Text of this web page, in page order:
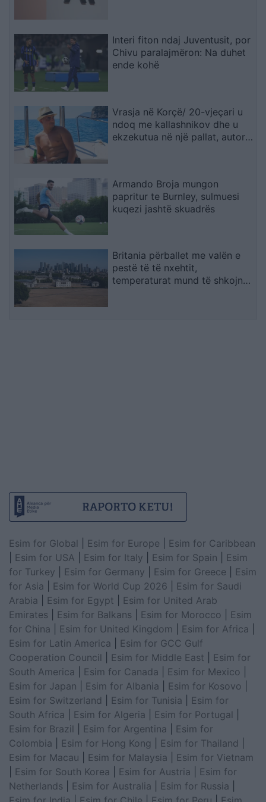
Interi fiton ndaj Juventusit, por
Chivu paralajmëron: Na duhet
ende kohë
Vrasja në Korçë/ 20-vjeçari u
ndoq me kallashnikov dhe u
ekzekutua në një pallat, autori i
Armando Broja mungon
papritur te Burnley, sulmuesi
kuqezi jashtë skuadrës
Britania përballet me valën e
pestë të të nxehtit,
temperaturat mund të shkojnë
Esim for Global Esim for Europe
Esim for Caribbean
Esim for USA Esim for Italy Esim for Spain
Esim
for Turkey
Esim for Germany Esim for Greece
Esim
for Asia
Esim for World Cup 2026
Esim for Saudi
Arabia
Esim for Egypt
Esim for United Arab
Emirates
Esim for Balkans Esim for Morocco
Esim
for China
Esim for United Kingdom Esim for Africa
Esim for Latin America
Esim for GCC Gulf
Cooperation Council
Esim for Middle East
Esim for
South America
Esim for Canada Esim for Mexico
Esim for Japan
Esim for Albania Esim for Kosovo
Esim for Switzerland
Esim for Tunisia
Esim for
South Africa
Esim for Algeria Esim for Portugal
Esim for Brazil
Esim for Argentina
Esim for
Colombia
Esim for Hong Kong Esim for Thailand
Esim for Macau
Esim for Malaysia
Esim for Vietnam
Esim for South Korea Esim for Austria
Esim for
Netherlands
Esim for Australia Esim for Russia